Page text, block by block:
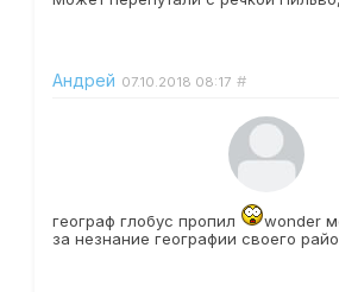
Андрей 07.10.2018 08:17 #
географ глобус пропил wonder
за незнание географии своего